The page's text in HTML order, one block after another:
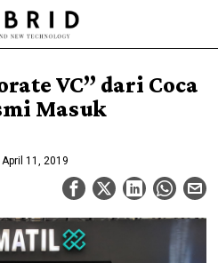
VC” dari Coca
Masuk
April 11, 2019